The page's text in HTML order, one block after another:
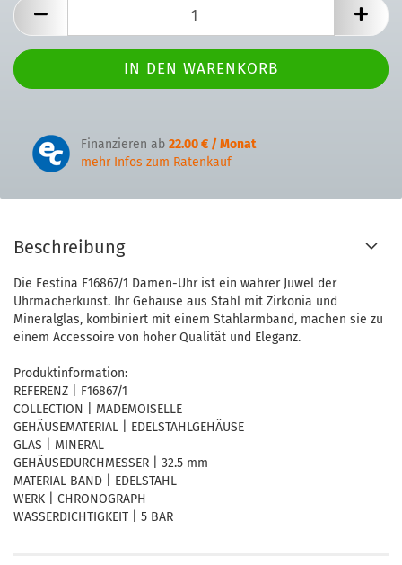
Finanzieren ab 22.00 € / Monat
mehr Infos zum Ratenkauf
Beschreibung
Die Festina F16867/1 Damen-Uhr ist ein wahrer Juwel der
Uhrmacherkunst. Ihr Gehäuse aus Stahl mit Zirkonia und
Mineralglas, kombiniert mit einem Stahlarmband, machen sie zu
einem Accessoire von hoher Qualität und Eleganz.
Produktinformation:
REFERENZ | F16867/1
COLLECTION | MADEMOISELLE
GEHÄUSEMATERIAL | EDELSTAHLGEHÄUSE
GLAS | MINERAL
GEHÄUSEDURCHMESSER | 32.5 mm
MATERIAL BAND | EDELSTAHL
WERK | CHRONOGRAPH
WASSERDICHTIGKEIT | 5 BAR